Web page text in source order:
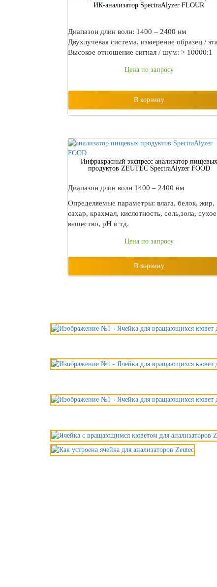
ИК-анализатор SpectraAlyzer FLOUR
Диапазон длин волн: 1400 – 2400 нм
Двухлучевая система, измерение образец /
Высокое отношение сигнал / шум: > 10000:1
Цена по запросу
В корзину
Инфракрасный экспресс анализатор пищевых
продуктов ZEUTEC SpectraAlyzer FOOD
Диапазон длин волн 1400 – 2400 нм
Определяемые параметры: влага, белок, жир,
сахар, крахмал, кислотность, соль,зола, сухое
вещество, pH и тд.
Цена по запросу
В корзину